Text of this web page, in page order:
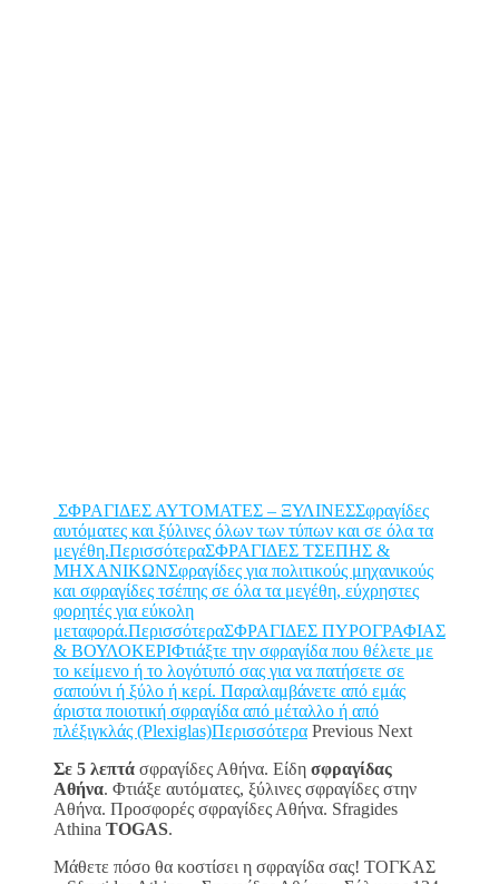
ΣΦΡΑΓΙΔΕΣ ΑΥΤΟΜΑΤΕΣ – ΞΥΛΙΝΕΣΣφραγίδες
αυτόματες και ξύλινες όλων των τύπων και σε όλα τα
μεγέθη.ΠερισσότεραΣΦΡΑΓΙΔΕΣ ΤΣΕΠΗΣ &
ΜΗΧΑΝΙΚΩΝΣφραγίδες για πολιτικούς μηχανικούς
και σφραγίδες τσέπης σε όλα τα μεγέθη, εύχρηστες
φορητές για εύκολη
μεταφορά.ΠερισσότεραΣΦΡΑΓΙΔΕΣ ΠΥΡΟΓΡΑΦΙΑΣ
& ΒΟΥΛΟΚΕΡΙΦτιάξτε την σφραγίδα που θέλετε με
το κείμενο ή το λογότυπό σας για να πατήσετε σε
σαπούνι ή ξύλο ή κερί. Παραλαμβάνετε από εμάς
άριστα ποιοτική σφραγίδα από μέταλλο ή από
πλέξιγκλάς (Plexiglas)Περισσότερα Previous Next
Σε 5 λεπτά σφραγίδες Αθήνα. Είδη σφραγίδας
Αθήνα. Φτιάξε αυτόματες, ξύλινες σφραγίδες στην
Αθήνα. Προσφορές σφραγίδες Αθήνα. Sfragides
Athina TOGAS.
Μάθετε πόσο θα κοστίσει η σφραγίδα σας! ΤΟΓΚΑΣ